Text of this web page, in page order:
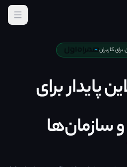
برای کاربران
پایدار برای
و سازمان‌ها